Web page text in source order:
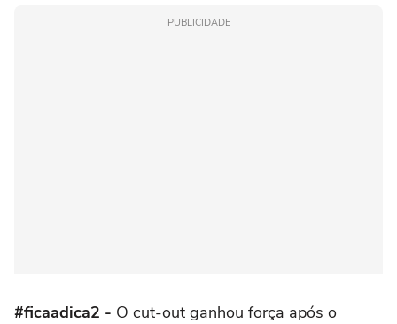
PUBLICIDADE
#ficaadica2 - O cut-out ganhou força após o